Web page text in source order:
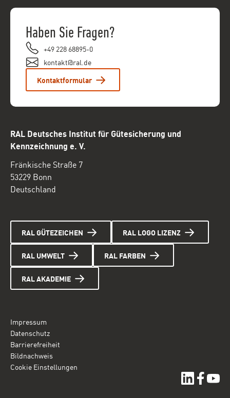
Haben Sie Fragen?
+49 228 68895-0
kontakt@ral.de
Kontaktformular
RAL Deutsches Institut für Gütesicherung und
Kennzeichnung e. V.
Fränkische Straße 7
53229 Bonn
Deutschland
RAL GÜTEZEICHEN RAL LOGO LIZENZ
RAL UMWELT RAL FARBEN
RAL AKADEMIE
Impressum
Datenschutz
Barrierefreiheit
Bildnachweis
Cookie Einstellungen